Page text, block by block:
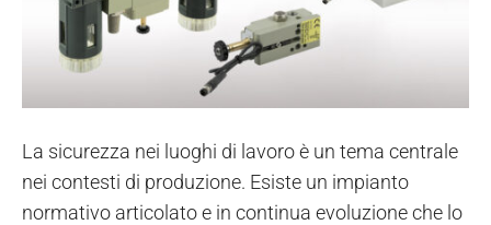
La sicurezza nei luoghi di lavoro è un tema centrale
nei contesti di produzione. Esiste un impianto
normativo articolato e in continua evoluzione che lo